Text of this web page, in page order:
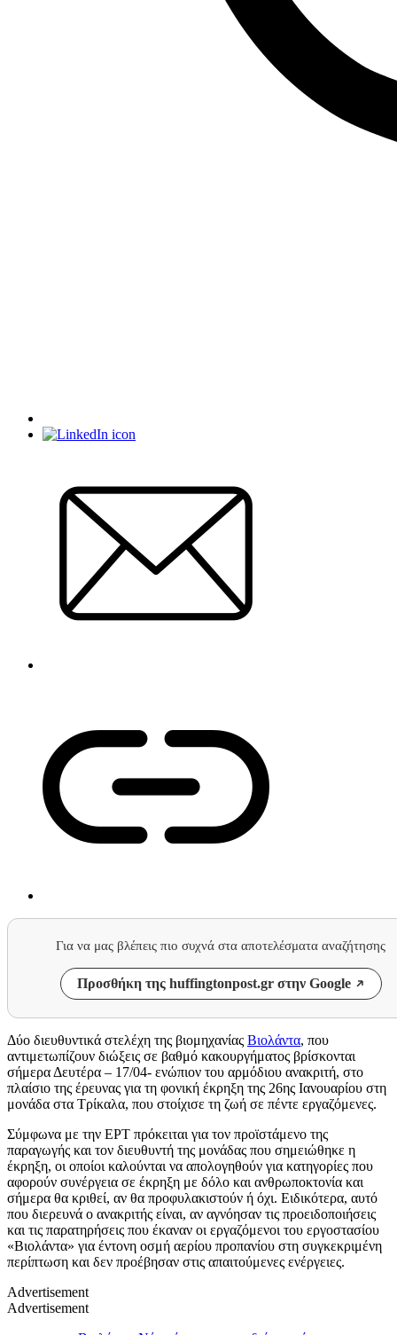
Για να μας βλέπεις πιο συχνά στα αποτελέσματα αναζήτησης
Προσθήκη της huffingtonpost.gr στην Google
Δύο διευθυντικά στελέχη της βιομηχανίας Βιολάντα, που
αντιμετωπίζουν διώξεις σε βαθμό κακουργήματος βρίσκονται
σήμερα Δευτέρα – 17/04- ενώπιον του αρμόδιου ανακριτή, στο
πλαίσιο της έρευνας για τη φονική έκρηξη της 26ης Ιανουαρίου στη
μονάδα στα Τρίκαλα, που στοίχισε τη ζωή σε πέντε εργαζόμενες.
Σύμφωνα με την ΕΡΤ πρόκειται για τον προϊστάμενο της
παραγωγής και τον διευθυντή της μονάδας που σημειώθηκε η
έκρηξη, οι οποίοι καλούνται να απολογηθούν για κατηγορίες που
αφορούν συνέργεια σε έκρηξη με δόλο και ανθρωποκτονία και
σήμερα θα κριθεί, αν θα προφυλακιστούν ή όχι. Ειδικότερα, αυτό
που διερευνά ο ανακριτής είναι, αν αγνόησαν τις προειδοποιήσεις
και τις παρατηρήσεις που έκαναν οι εργαζόμενοι του εργοστασίου
«Βιολάντα» για έντονη οσμή αερίου προπανίου στη συγκεκριμένη
περίπτωση και δεν προέβησαν στις απαιτούμενες ενέργειες.
Advertisement
Advertisement